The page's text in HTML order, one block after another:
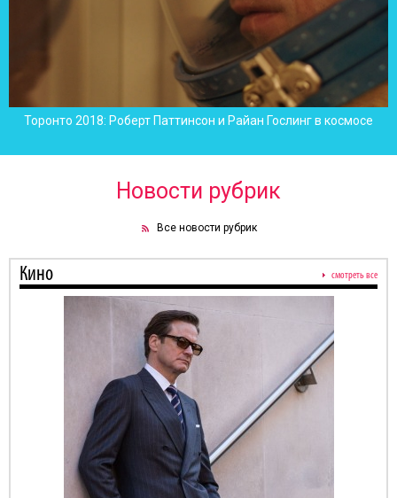
Торонто 2018: Роберт Паттинсон и Райан Гослинг в космосе
Новости рубрик
Все новости рубрик
Кино смотреть все